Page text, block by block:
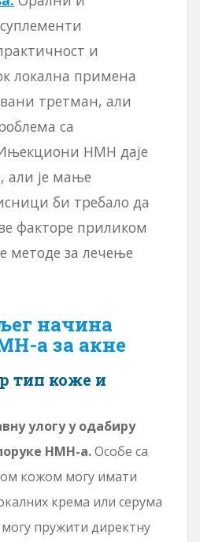
и
локална примена
третман, али
са
НМН даје
али је мање
би требало да
факторе приликом
методе за лечење
начина
а за акне
тип коже и
улогу у одабиру
НМН-а.Особе са
кожом могу имати
крема или серума
пружити директну